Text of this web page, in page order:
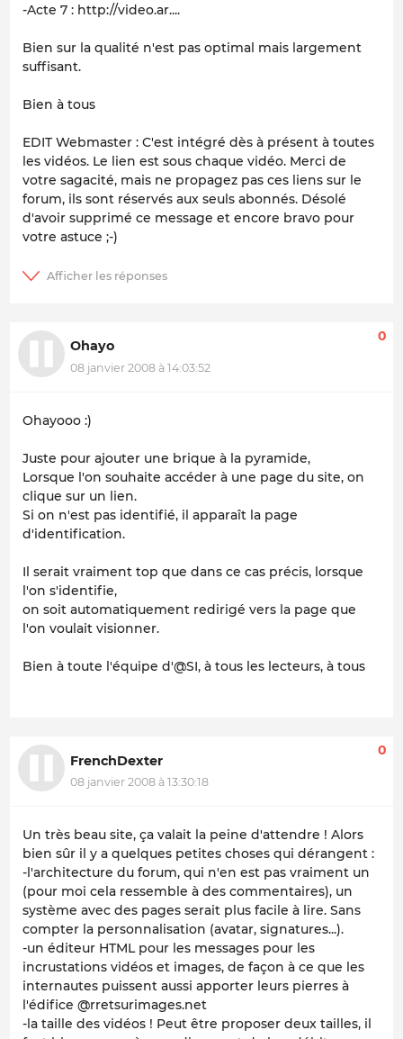
-Acte 7 : http://video.ar....
Bien sur la qualité n'est pas optimal mais largement
suffisant.
Bien à tous
EDIT Webmaster : C'est intégré dès à présent à toutes
les vidéos. Le lien est sous chaque vidéo. Merci de
votre sagacité, mais ne propagez pas ces liens sur le
forum, ils sont réservés aux seuls abonnés. Désolé
d'avoir supprimé ce message et encore bravo pour
votre astuce ;-)
Ohayo
08 janvier 2008 à 14:03:52
0
Ohayooo :)
Juste pour ajouter une brique à la pyramide,
Lorsque l'on souhaite accéder à une page du site, on
clique sur un lien.
Si on n'est pas identifié, il apparaît la page
d'identification.
Il serait vraiment top que dans ce cas précis, lorsque
l'on s'identifie,
on soit automatiquement redirigé vers la page que
l'on voulait visionner.
Bien à toute l'équipe d'@SI, à tous les lecteurs, à tous
FrenchDexter
08 janvier 2008 à 13:30:18
0
Un très beau site, ça valait la peine d'attendre ! Alors
bien sûr il y a quelques petites choses qui dérangent :
-l'architecture du forum, qui n'en est pas vraiment un
(pour moi cela ressemble à des commentaires), un
système avec des pages serait plus facile à lire. Sans
compter la personnalisation (avatar, signatures...).
-un éditeur HTML pour les messages pour les
incrustations vidéos et images, de façon à ce que les
internautes puissent aussi apporter leurs pierres à
l'édifice @rretsurimages.net
-la taille des vidéos ! Peut être proposer deux tailles, il